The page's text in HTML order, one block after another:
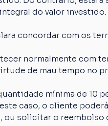
do valor investido.
concordar com os
normalmente com
de mau tempo no
mínima de 10
caso, o cliente
ou solicitar o reembolso